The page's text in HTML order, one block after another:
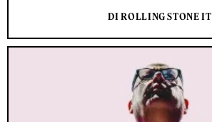
DI ROLLING STONE IT